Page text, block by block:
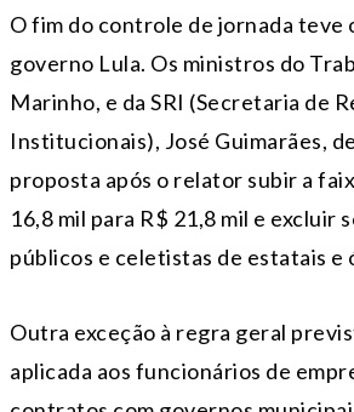
O fim do controle de jornada teve
governo Lula. Os ministros do
Marinho, e da SRI (Secretaria de
Institucionais), José Guimarães,
proposta após o relator subir a
16,8 mil para R$ 21,8 mil e excluir
públicos e celetistas de estatais e
Outra exceção à regra geral
aplicada aos funcionários de